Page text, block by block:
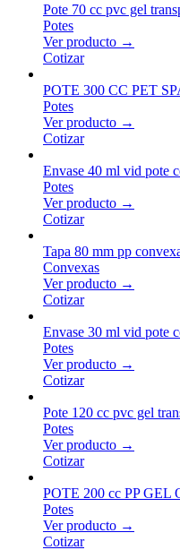
Pote 70 cc pvc gel
Potes
Ver producto →
Cotizar
POTE 300 CC PET
Potes
Ver producto →
Cotizar
Envase 40 ml vid pote
Potes
Ver producto →
Cotizar
Tapa 80 mm pp
Convexas
Ver producto →
Cotizar
Envase 30 ml vid pote
Potes
Ver producto →
Cotizar
Pote 120 cc pvc gel
Potes
Ver producto →
Cotizar
POTE 200 cc PP
Potes
Ver producto →
Cotizar